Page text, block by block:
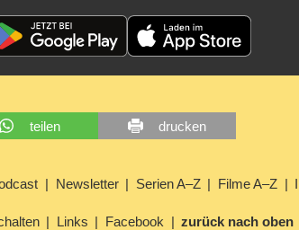
teilen drucken
Newsletter Serien A–Z Filme A–Z
Links Facebook zurück nach oben